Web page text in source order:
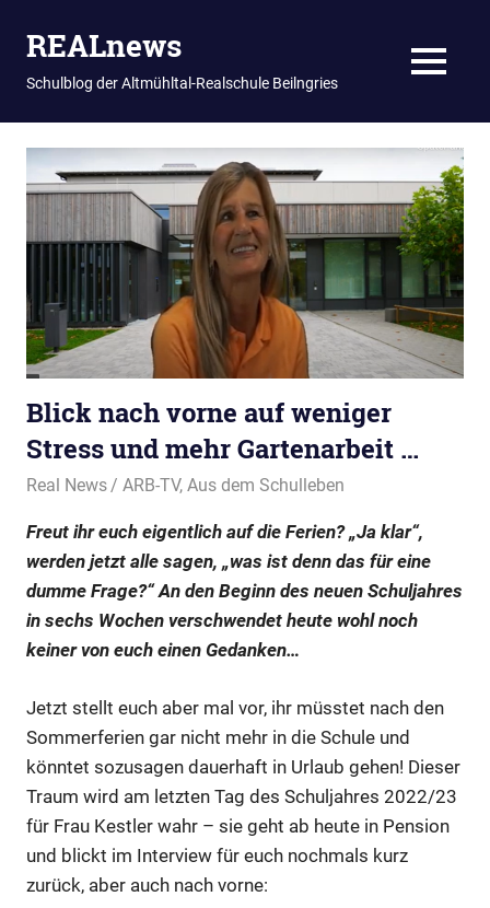
Inhalt
springen
REALnews
Schulblog der Altmühltal-Realschule Beilngries MENU
Blick nach vorne auf weniger
Stress und mehr Gartenarbeit …
28. Juli 2023
Real News ARB-TV,Aus dem Schulleben
Freut ihr euch eigentlich auf die Ferien? „Ja klar“,
werden jetzt alle sagen, „was ist denn das für eine
dumme Frage?“ An den Beginn des neuen Schuljahres
in sechs Wochen verschwendet heute wohl noch
keiner von euch einen Gedanken…
Jetzt stellt euch aber mal vor, ihr müsstet nach den
Sommerferien gar nicht mehr in die Schule und
könntet sozusagen dauerhaft in Urlaub gehen! Dieser
Traum wird am letzten Tag des Schuljahres 2022/23
für Frau Kestler wahr – sie geht ab heute in Pension
und blickt im Interview für euch nochmals kurz
zurück, aber auch nach vorne: